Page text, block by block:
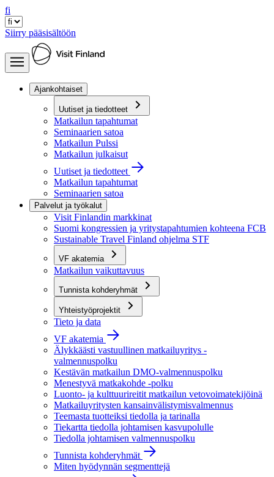
fi
Siirry pääsisältöön
Ajankohtaiset
Uutiset ja tiedotteet
Matkailun tapahtumat
Seminaarien satoa
Matkailun Pulssi
Matkailun julkaisut
Uutiset ja tiedotteet
Matkailun tapahtumat
Seminaarien satoa
Palvelut ja työkalut
Visit Finlandin markkinat
Suomi kongressien ja yritystapahtumien kohteena FCB
Sustainable Travel Finland ohjelma STF
VF akatemia
Matkailun vaikuttavuus
Tunnista kohderyhmät
Yhteistyöprojektit
Tieto ja data
VF akatemia
Älykkäästi vastuullinen matkailuyritys -
valmennuspolku
Kestävän matkailun DMO-valmennuspolku
Menestyvä matkakohde -polku
Luonto- ja kulttuurireitit matkailun vetovoimatekijöinä
Matkailuyritysten kansainvälistymisvalmennus
Teemasta tuotteiksi tiedolla ja tarinalla
Tiekartta tiedolla johtamisen kasvupolulle
Tiedolla johtamisen valmennuspolku
Tunnista kohderyhmät
Miten hyödynnän segmenttejä